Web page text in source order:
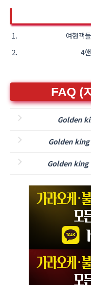
여행객
4
FAQ (
Golden
제일 기본적인 코스
Golden king
28 Trần Lựu,
Hồ
Golden king